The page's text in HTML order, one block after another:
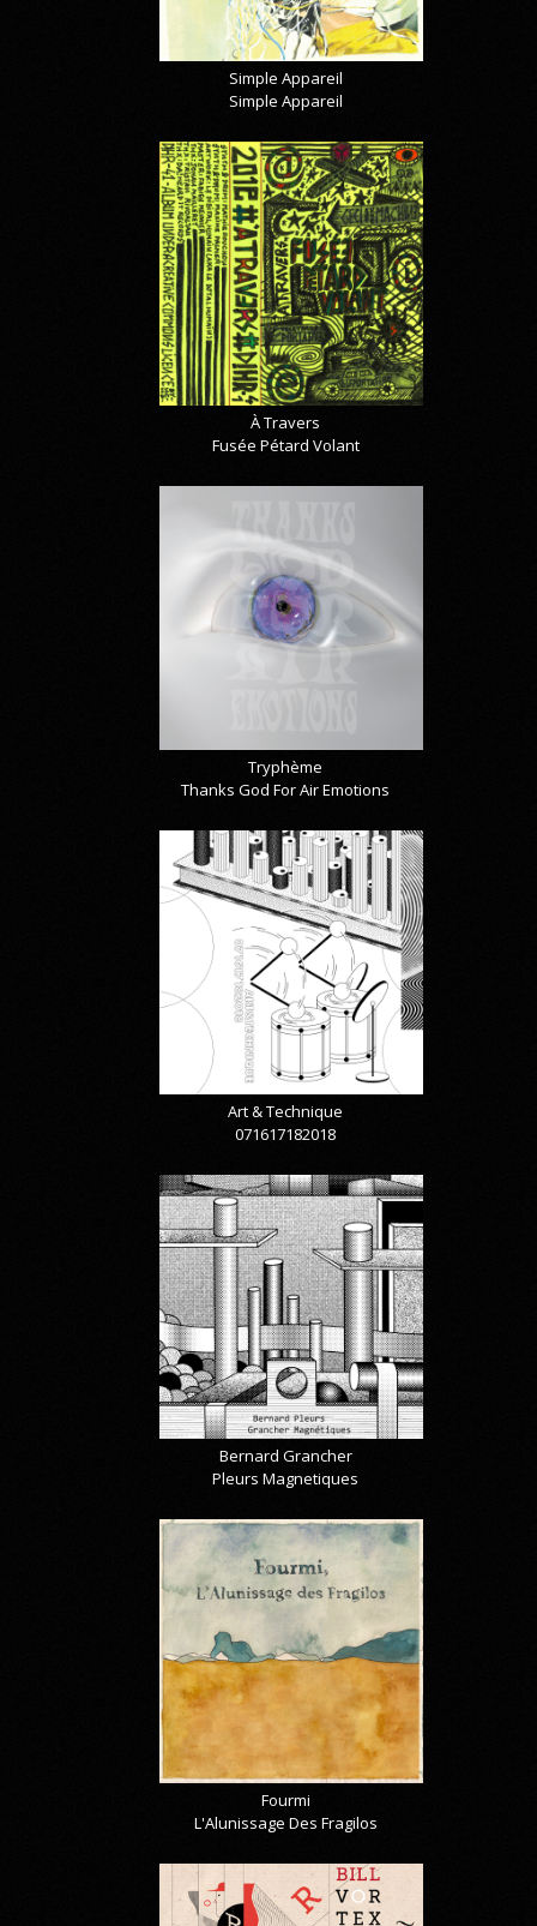
Simple Appareil
Simple Appareil
À Travers
Fusée Pétard Volant
Tryphème
Thanks God For Air Emotions
Art & Technique
071617182018
Bernard Grancher
Pleurs Magnetiques
Fourmi
L'Alunissage Des Fragilos